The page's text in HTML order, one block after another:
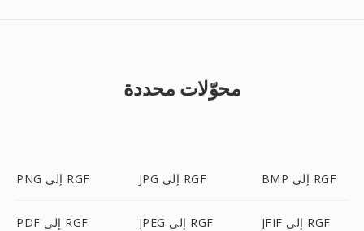
محوّلات محددة
PNG إلى RGF JPG إلى RGF BMP إلى RGF
PDF إلى RGF JPEG إلى RGF JFIF إلى RGF